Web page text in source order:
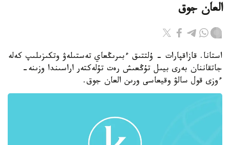
العان جوق
استانا. قازاقپارات - ۇلتتىق ءبىرىڭعاي تەستىلەۋ وتكىزىلىپ كەلە
جاتقاننان بەرى بيىل تۇڭعىش رەت تۇلەكتەر اراسىندا وزىنە-
ءوزى قول سالۋ وقيعاسى ورىن العان جوق.